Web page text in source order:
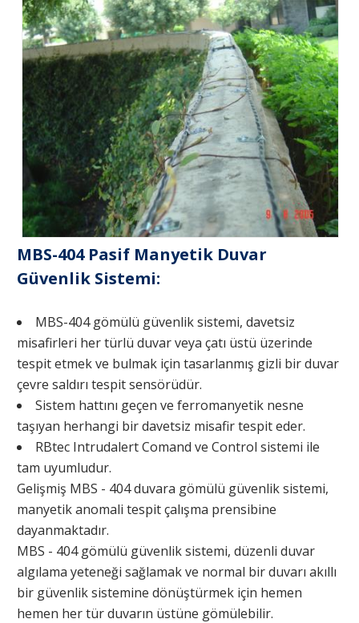
MBS-404 Pasif Manyetik Duvar
Güvenlik Sistemi:
MBS-404 gömülü güvenlik sistemi, davetsiz
misafirleri her türlü duvar veya çatı üstü üzerinde
tespit etmek ve bulmak için tasarlanmış gizli bir duvar
çevre saldırı tespit sensörüdür.
Sistem hattını geçen ve ferromanyetik nesne
taşıyan herhangi bir davetsiz misafir tespit eder.
RBtec Intrudalert Comand ve Control sistemi ile
tam uyumludur.
Gelişmiş MBS - 404 duvara gömülü güvenlik sistemi,
manyetik anomali tespit çalışma prensibine
dayanmaktadır.
MBS - 404 gömülü güvenlik sistemi, düzenli duvar
algılama yeteneği sağlamak ve normal bir duvarı akıllı
bir güvenlik sistemine dönüştürmek için hemen
hemen her tür duvarın üstüne gömülebilir.